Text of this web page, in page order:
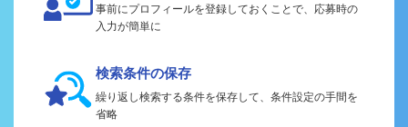
事前にプロフィールを登録しておくことで、応募時の
入力が簡単に
検索条件の保存
繰り返し検索する条件を保存して、条件設定の手間を
省略